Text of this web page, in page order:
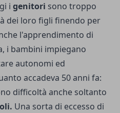
i genitori sono troppo
dei loro figli finendo per
l'apprendimento di
i bambini impiegano
autonomi ed
accadeva 50 anni fa:
difficoltà anche soltanto
Una sorta di eccesso di